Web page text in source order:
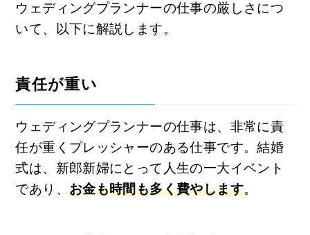
ウェディングプランナーの仕事の厳しさにつ
いて、以下に解説します。
責任が重い
ウェディングプランナーの仕事は、非常に責
任が重くプレッシャーのある仕事です。結婚
式は、新郎新婦にとって人生の一大イベント
であり、 お金も時間も多く費やします。